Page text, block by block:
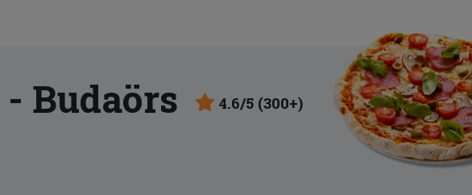
- Budaörs 4.6/5 (300+)